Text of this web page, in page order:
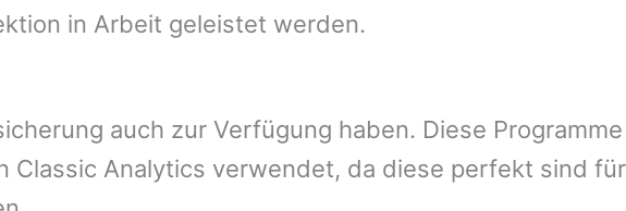
in Arbeit geleistet werden.
auch zur Verfügung haben. Diese Programme
Classic Analytics verwendet, da diese perfekt sind für